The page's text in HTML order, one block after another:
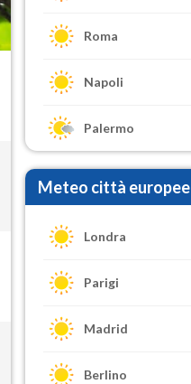
Roma
Napoli
Palermo
Meteo città europee
Londra
Parigi
Madrid
Berlino